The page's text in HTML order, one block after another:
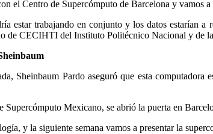
el Centro de Supercómputo de Barcelona y vamos
estar trabajando en conjunto y los datos estarían
de CECIHTI del Instituto Politécnico Nacional y de
Sheinbaum Pardo aseguró que esta
Mexicano, se abrió la puerta en
y la siguiente semana vamos a presentar la